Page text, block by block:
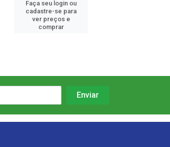
Faça seu login ou
cadastre-se para
ver preços e
comprar